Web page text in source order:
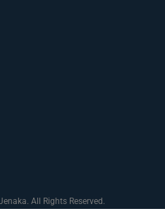
All Rights Reserved.